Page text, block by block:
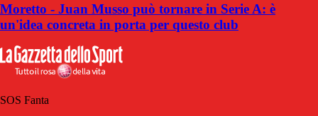
Moretto - Juan Musso può tornare in Serie A: è
un'idea concreta in porta per questo club
SOS Fanta